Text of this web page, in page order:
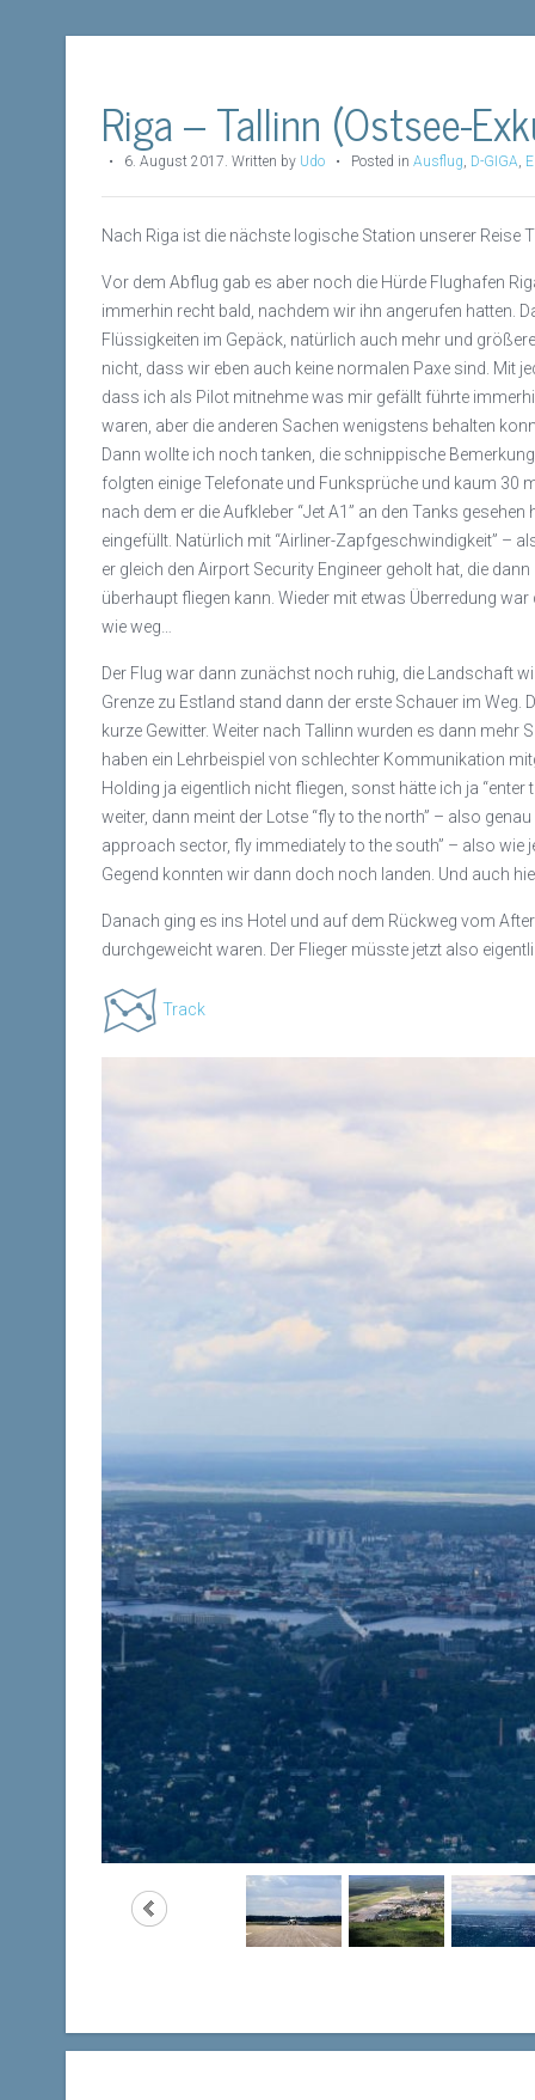
Riga – Tallinn (Ostsee-
• 6. August 2017. Written by Udo • Posted in Ausflug, D-GIGA,
Nach Riga ist die nächste logische Station unserer Reise
Vor dem Abflug gab es aber noch die Hürde Flughafen
immerhin recht bald, nachdem wir ihn angerufen hatten.
Flüssigkeiten im Gepäck, natürlich auch mehr und
nicht, dass wir eben auch keine normalen Paxe sind. Mit
dass ich als Pilot mitnehme was mir gefällt führte
waren, aber die anderen Sachen wenigstens behalten
Dann wollte ich noch tanken, die schnippische
folgten einige Telefonate und Funksprüche und kaum 30
nach dem er die Aufkleber “Jet A1” an den Tanks
eingefüllt. Natürlich mit “Airliner-Zapfgeschwindigkeit” –
er gleich den Airport Security Engineer geholt hat, die
überhaupt fliegen kann. Wieder mit etwas Überredung
wie weg…
Der Flug war dann zunächst noch ruhig, die Landschaft
Grenze zu Estland stand dann der erste Schauer im
kurze Gewitter. Weiter nach Tallinn wurden es dann
haben ein Lehrbeispiel von schlechter Kommunikation
Holding ja eigentlich nicht fliegen, sonst hätte ich ja
weiter, dann meint der Lotse “fly to the north” – also
approach sector, fly immediately to the south” – also
Gegend konnten wir dann doch noch landen. Und auch
Danach ging es ins Hotel und auf dem Rückweg vom
durchgeweicht waren. Der Flieger müsste jetzt also
Track